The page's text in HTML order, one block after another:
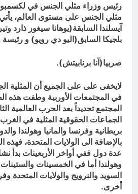
رئيس وزراء مثلي الجنس في
مثلي الجنس على مستوى العالم،
آيسلندا السابقة(يوهانا سيغور ذارد
بلجيكا السابق(اليو دي رويو) و رئيسة
صربيا(آنا برنابيتش).
لايخفى على على الجميع أن المثلية
في المجتمعات الأوربية وطفت هذه
المجتمع تحديداً بعد الحرب العالمية
الجماعات الحقوقية المثلية في
بريطانية وفرنسا والمانيا وهولندا
بالإضافة الى الولايات المتحدة،
عدة دول ففي أواخر الأربعينات بدأ
وهولندا أما في الخمسينات
السويد والنرويج والولايات المتحدة
أخرى.